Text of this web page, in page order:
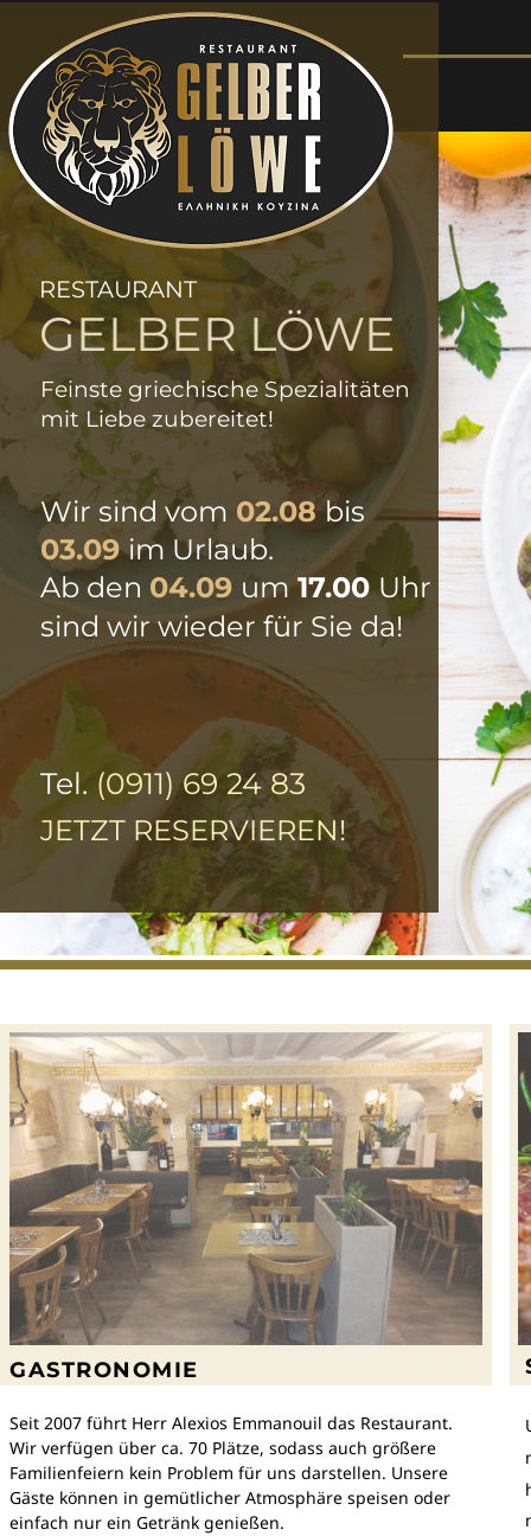
Feinste griechische Spezialitäten
mit Liebe zubereitet!
Wir sind vom 02.08 bis
03.09 im Urlaub.
Ab den 04.09 um 17.00 Uhr
sind wir wieder für Sie da!
Tel. (0911) 69 24 83
JETZT RESERVIEREN!
RESTAURANT
GELBER LÖWE
GASTRONOMIE
Seit 2007 führt Herr Alexios Emmanouil das Restaurant.
Wir verfügen über ca. 70 Plätze, sodass auch größere
Familienfeiern kein Problem für uns darstellen. Unsere
Gäste können in gemütlicher Atmosphäre speisen oder
einfach nur ein Getränk genießen.